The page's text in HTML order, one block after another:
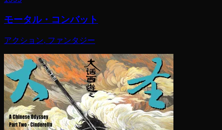
モータル・コンバット
アクション, ファンタジー